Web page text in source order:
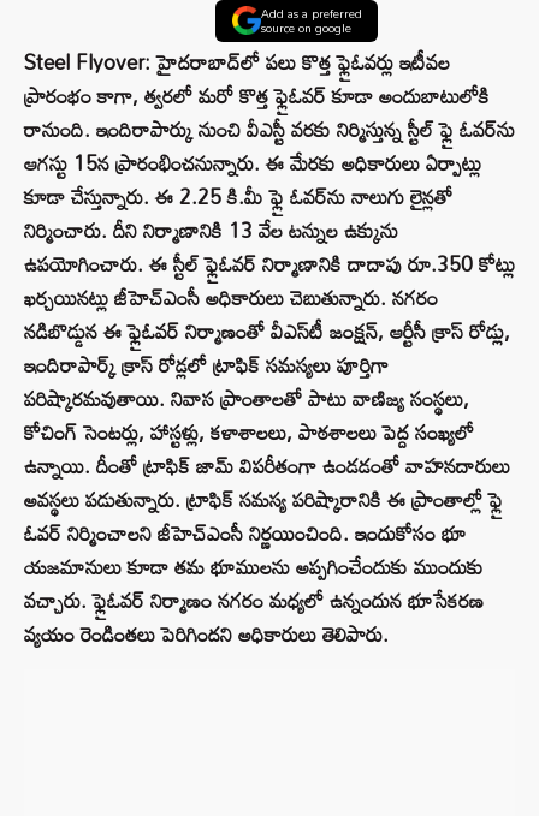
Add as a preferred
source on google
Steel Flyover: హైదరాబాద్‌లో పలు కొత్త ఫ్లైఓవర్లు ఇటీవల
ప్రారంభం కాగా, త్వరలో మరో కొత్త ఫ్లైఓవర్ కూడా అందుబాటులోకి
రానుంది. ఇందిరాపార్కు నుంచి వీఎస్టీ వరకు నిర్మిస్తున్న స్టీల్‌ ఫ్లై ఓవర్‌ను
ఆగస్టు 15న ప్రారంభించనున్నారు. ఈ మేరకు అధికారులు ఏర్పాట్లు
కూడా చేస్తున్నారు. ఈ 2.25 కి.మీ ఫ్లై ఓవర్‌ను నాలుగు లైన్లతో
నిర్మించారు. దీని నిర్మాణానికి 13 వేల టన్నుల ఉక్కును
ఉపయోగించారు. ఈ స్టీల్‌ ఫ్లైఓవర్‌ నిర్మాణానికి దాదాపు రూ.350 కోట్లు
ఖర్చయినట్లు జీహెచ్‌ఎంసీ అధికారులు చెబుతున్నారు. నగరం
నడిబొడ్డున ఈ ఫ్లైఓవర్‌ నిర్మాణంతో వీఎస్‌టీ జంక్షన్‌, ఆర్టీసీ క్రాస్‌ రోడ్లు,
ఇందిరాపార్క్‌ క్రాస్‌ రోడ్లలో ట్రాఫిక్‌ సమస్యలు పూర్తిగా
పరిష్కారమవుతాయి. నివాస ప్రాంతాలతో పాటు వాణిజ్య సంస్థలు,
కోచింగ్ సెంటర్లు, హాస్టళ్లు, కళాశాలలు, పాఠశాలలు పెద్ద సంఖ్యలో
ఉన్నాయి. దీంతో ట్రాఫిక్ జామ్ విపరీతంగా ఉండడంతో వాహనదారులు
అవస్థలు పడుతున్నారు. ట్రాఫిక్ సమస్య పరిష్కారానికి ఈ ప్రాంతాల్లో ఫ్లై
ఓవర్ నిర్మించాలని జీహెచ్‌ఎంసీ నిర్ణయించింది. ఇందుకోసం భూ
యజమానులు కూడా తమ భూములను అప్పగించేందుకు ముందుకు
వచ్చారు. ఫ్లైఓవర్ నిర్మాణం నగరం మధ్యలో ఉన్నందున భూసేకరణ
వ్యయం రెండింతలు పెరిగిందని అధికారులు తెలిపారు.